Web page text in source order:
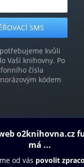
kvůli
Vaší knihovny. Po
čísla
kódem